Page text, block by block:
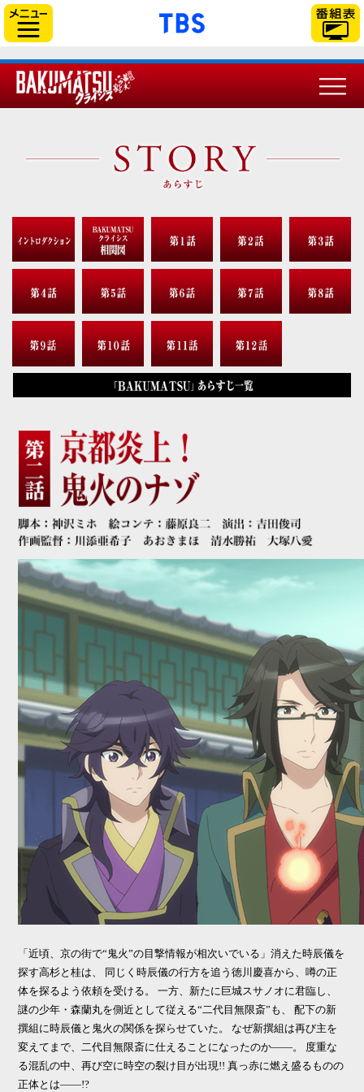
「TBSテレビ」トップ
「近頃、京の街で“鬼火”の目撃情報が相次いでいる」消えた時辰儀を
探す高杉と桂は、
同じく時辰儀の行方を追う徳川慶喜から、噂の正
体を探るよう依頼を受ける。
一方、新たに巨城スサノオに君臨し、
謎の少年・森蘭丸を側近として従える“二代目無限斎”も、
配下の新
撰組に時辰儀と鬼火の関係を探らせていた。
なぜ新撰組は再び主を
変えてまで、二代目無限斎に仕えることになったのか――。
度重な
る混乱の中、再び空に時空の裂け目が出現!! 真っ赤に燃え盛るものの
正体とは――!?
// Can also be used with $(document).ready()